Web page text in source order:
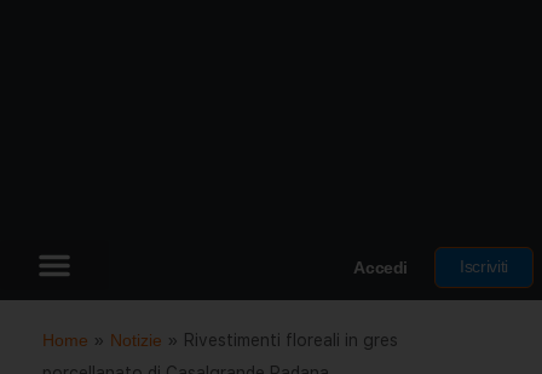
Accedi Iscriviti
Home » Notizie » Rivestimenti floreali in gres